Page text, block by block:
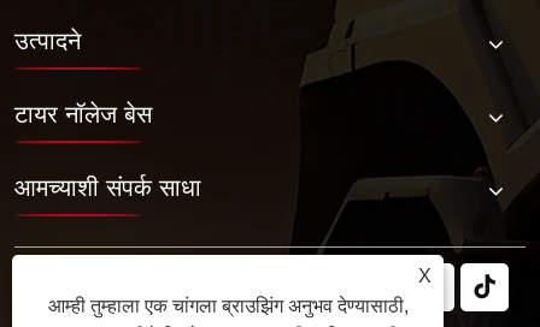
उत्पादने
टायर नॉलेज बेस
आमच्याशी संपर्क साधा
X
आम्ही तुम्हाला एक चांगला ब्राउझिंग अनुभव देण्यासाठी,